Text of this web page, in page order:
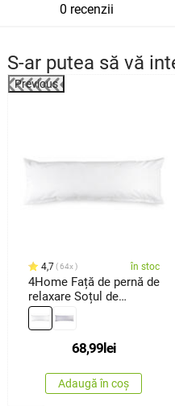
0 recenzii
S-ar putea să vă
Previous
4,7 64x în stoc
4Home Față de pernă de
relaxare Soțul de
rezervă albă, 45 x 120
cm
68,99 lei
Adaugă în coș